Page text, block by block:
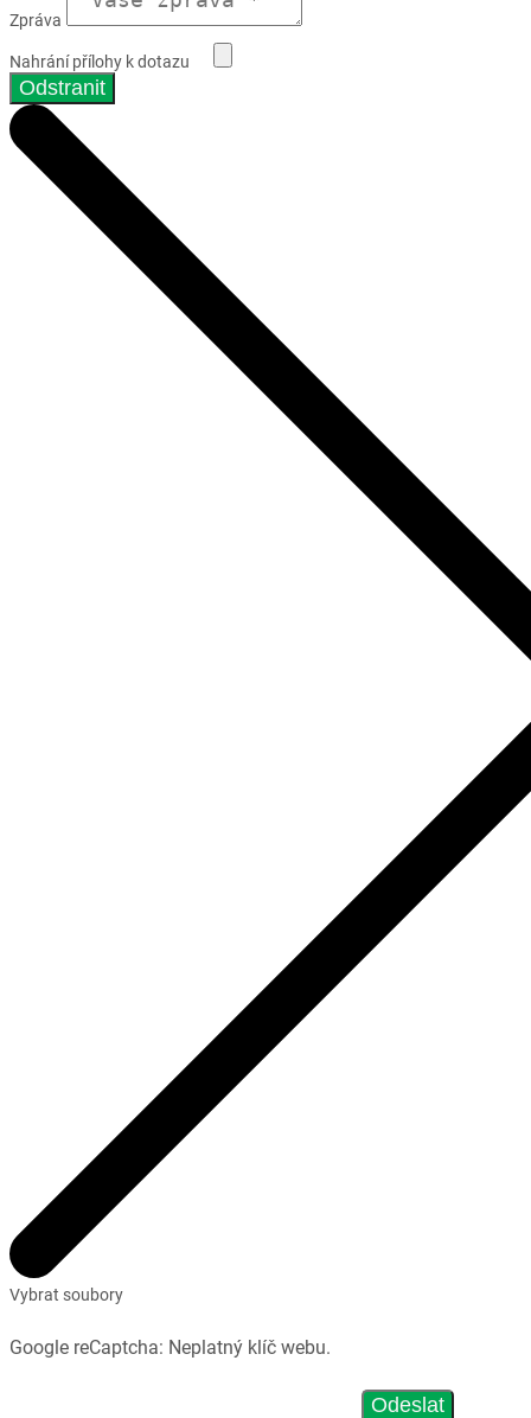
Zpráva
Nahrání přílohy k dotazu
Odstranit
Vybrat soubory
Google reCaptcha: Neplatný klíč webu.
Odeslat